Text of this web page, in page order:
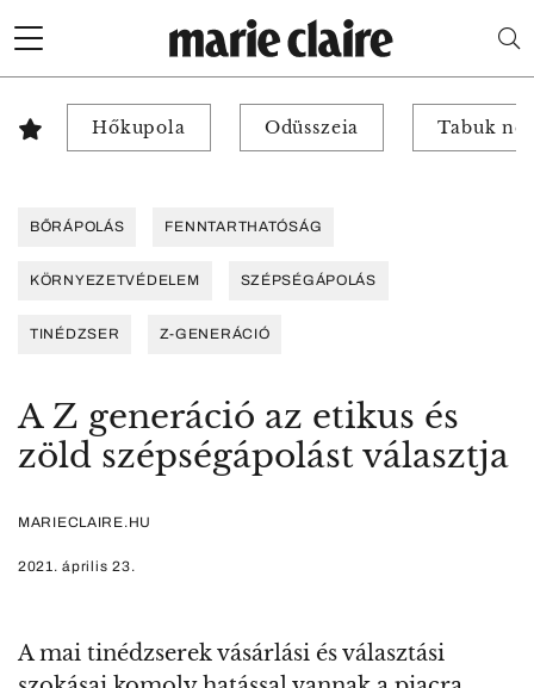
Hőkupola Odüsszeia Tabuk
BŐRÁPOLÁS FENNTARTHATÓSÁG
KÖRNYEZETVÉDELEM SZÉPSÉGÁPOLÁS
TINÉDZSER Z-GENERÁCIÓ
A Z generáció az etikus és
zöld szépségápolást választja
MARIECLAIRE.HU
2021. április 23.
A mai tinédzserek vásárlási és választási